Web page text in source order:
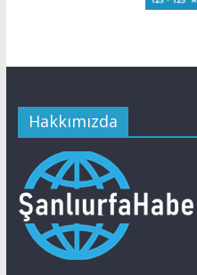
Hakkımızda